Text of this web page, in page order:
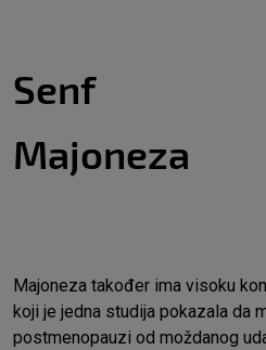
Senf
Majoneza
Majoneza također ima visoku
koji je jedna studija pokazala da
postmenopauzi od moždanog